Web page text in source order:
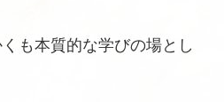
も本質的な学びの場とし